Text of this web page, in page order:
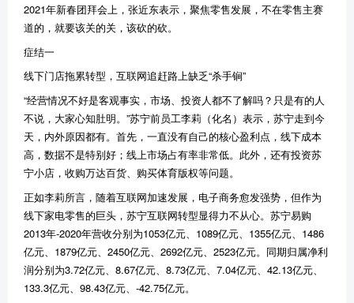
2021年新春团拜会上，张近东表示，聚焦零售发展，不在零售主赛
道的，就要该关的关，该砍的砍。
症结一
线下门店拖累转型，互联网追赶路上缺乏“杀手锏”
“经营情况不好是客观事实，市场、投资人都不了解吗？只是有的人
不说，大家心知肚明。 ”苏宁前员工李莉（化名）表示，苏宁走到今
天，内外原因都有。首先，一直没有自己的核心盈利点，线下成本
高，数据不是特别好；线上市场占有率非常低。此外，还有投资苏
宁小店，收购万达百货、购买体育版权等问题。
正如李莉所言，随着互联网加速发展，电子商务愈发强势，但作为
线下家电零售的巨头，苏宁互联网转型显得力不从心。苏宁易购
2013年-2020年营收分别为1053亿元、 1089亿元、 1355亿元、 1486
亿元、 1879亿元、 2450亿元、 2692亿元、 2523亿元。同期归属净利
润分别为3.72亿元、 8.67亿元、 8.73亿元、 7.04亿元、 42.13亿元、
133.3亿元、 98.43亿元、 -42.75亿元。